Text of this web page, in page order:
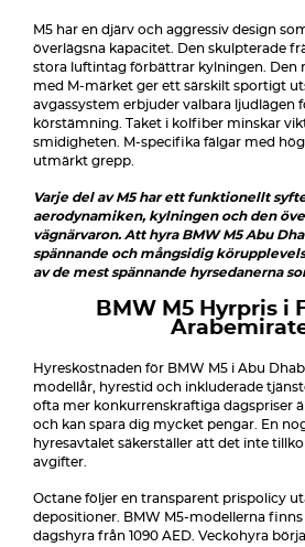
M5 har en djärv och aggressiv design
överlägsna kapacitet. Den skulpterade
stora luftintag förbättrar kylningen. Den
med M-märket ger ett särskilt sportigt
avgassystem erbjuder valbara ljudlägen
körstämning. Taket i kolfiber minskar
smidigheten. M-specifika fälgar med
utmärkt grepp.
Varje del av M5 har ett funktionellt
aerodynamiken, kylningen och den
vägnärvaron. Att hyra BMW M5 Abu
spännande och mångsidig
av de mest spännande hyrsedanerna
BMW M5 Hyrpris i
Hyreskostnaden för BMW M5 i Abu
modellår, hyrestid och inkluderade
ofta mer konkurrenskraftiga dagspriser
och kan spara dig mycket pengar. En
hyresavtalet säkerställer att det inte
avgifter.
Octane följer en transparent prispolicy
depositioner. BMW M5-modellerna
dagshyra från 1090 AED. Veckohyra